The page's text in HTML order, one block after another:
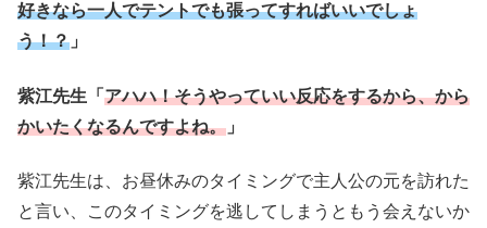
好きなら一人でテントでも張ってすればいいでしょ
う！？ 」
紫江先生「 アハハ！そうやっていい反応をするから、から
かいたくなるんですよね。 」
紫江先生は、お昼休みのタイミングで主人公の元を訪れた
と言い、このタイミングを逃してしまうともう会えないか